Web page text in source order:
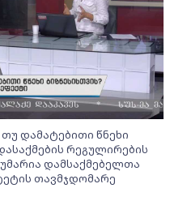
დამატებითი წნეხი
რეგულირების
დამსაქმებელთა
თავმჯდომარე